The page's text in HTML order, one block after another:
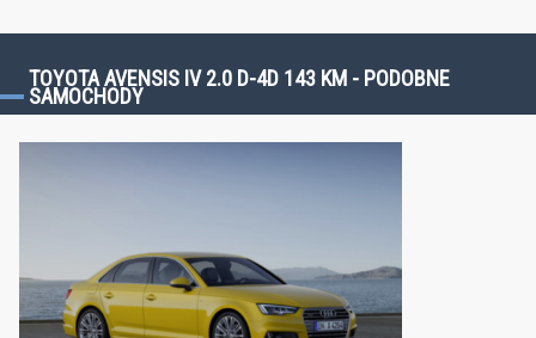
TOYOTA AVENSIS IV 2.0 D-4D 143 KM - PODOBNE
SAMOCHODY